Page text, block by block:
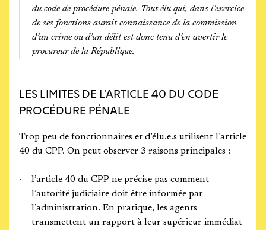
du code de procédure pénale. Tout élu qui, dans l’exercice
de ses fonctions aurait connaissance de la commission
d’un crime ou d’un délit est donc tenu d’en avertir le
procureur de la République.
LES LIMITES DE L’ARTICLE 40 DU CODE
PROCÉDURE PÉNALE
Trop peu de fonctionnaires et d’élu.e.s utilisent l’article
40 du CPP. On peut observer 3 raisons principales :
l’article 40 du CPP ne précise pas comment
l’autorité judiciaire doit être informée par
l’administration. En pratique, les agents
transmettent un rapport à leur supérieur immédiat